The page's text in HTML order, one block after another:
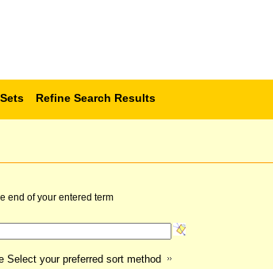
Refine Search Results
end of your entered term
Select your preferred sort method